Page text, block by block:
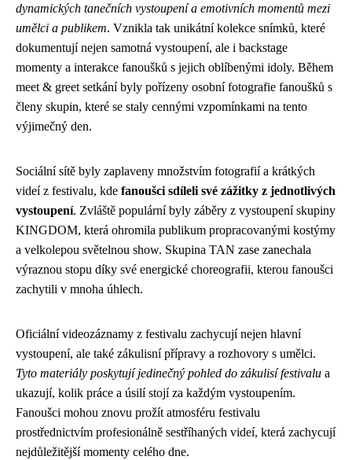
dynamických tanečních vystoupení a emotivních momentů mezi
umělci a publikem. Vznikla tak unikátní kolekce snímků, které
dokumentují nejen samotná vystoupení, ale i backstage
momenty a interakce fanoušků s jejich oblíbenými idoly. Během
meet & greet setkání byly pořízeny osobní fotografie fanoušků s
členy skupin, které se staly cennými vzpomínkami na tento
výjimečný den.
Sociální sítě byly zaplaveny množstvím fotografií a krátkých
videí z festivalu, kde fanoušci sdíleli své zážitky z jednotlivých
vystoupení. Zvláště populární byly záběry z vystoupení skupiny
KINGDOM, která ohromila publikum propracovanými kostýmy
a velkolepou světelnou show. Skupina TAN zase zanechala
výraznou stopu díky své energické choreografii, kterou fanoušci
zachytili v mnoha úhlech.
Oficiální videozáznamy z festivalu zachycují nejen hlavní
vystoupení, ale také zákulisní přípravy a rozhovory s umělci.
Tyto materiály poskytují jedinečný pohled do zákulisí festivalu a
ukazují, kolik práce a úsilí stojí za každým vystoupením.
Fanoušci mohou znovu prožít atmosféru festivalu
prostřednictvím profesionálně sestříhaných videí, která zachycují
nejdůležitější momenty celého dne.